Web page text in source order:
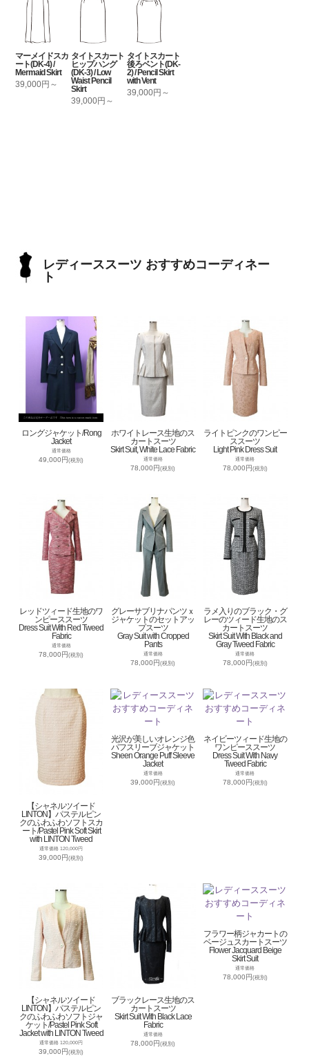
マーメイドスカ
ート(DK-4) /
Mermaid Skirt
39,000円～
タイトスカート
ヒップハング
(DK-3) / Low
Waist Pencil
Skirt
39,000円～
タイトスカート
後ろベント(DK-
2) / Pencil Skirt
with Vent
39,000円～
レディーススーツ おすすめコーディネー
ト
ロングジャケット/Rong
Jacket
通常価格
49,000円(税別)
ホワイトレース生地のス
カートスーツ
Skirt Suit, White Lace Fabric
通常価格
78,000円(税別)
ライトピンクのワンピー
ススーツ
Light Pink Dress Suit
通常価格
78,000円(税別)
レッドツィード生地のワ
ンピーススーツ
Dress Suit With Red Tweed
Fabric
通常価格
78,000円(税別)
グレーサブリナパンツｘ
ジャケットのセットアッ
プスーツ
Gray Suit with Cropped
Pants
通常価格
78,000円(税別)
ラメ入りのブラック・グ
レーのツィード生地のス
カートスーツ
Skirt Suit With Black and
Gray Tweed Fabric
通常価格
78,000円(税別)
【シャネルツイード
LINTON】パステルピン
クのふわふわソフトスカ
ート/Pastel Pink Soft Skirt
with LINTON Tweed
通常価格 120,000円
39,000円(税別)
光沢が美しいオレンジ色
パフスリーブジャケット
Sheen Orange Puff Sleeve
Jacket
通常価格
39,000円(税別)
ネイビーツィード生地の
ワンピーススーツ
Dress Suit With Navy
Tweed Fabric
通常価格
78,000円(税別)
【シャネルツイード
LINTON】パステルピン
クのふわふわソフトジャ
ケット/Pastel Pink Soft
Jacket with LINTON Tweed
通常価格 120,000円
39,000円(税別)
ブラックレース生地のス
カートスーツ
Skirt Suit With Black Lace
Fabric
通常価格
78,000円(税別)
フラワー柄ジャカートの
ベージュスカートスーツ
Flower Jacquard Beige
Skirt Suit
通常価格
78,000円(税別)